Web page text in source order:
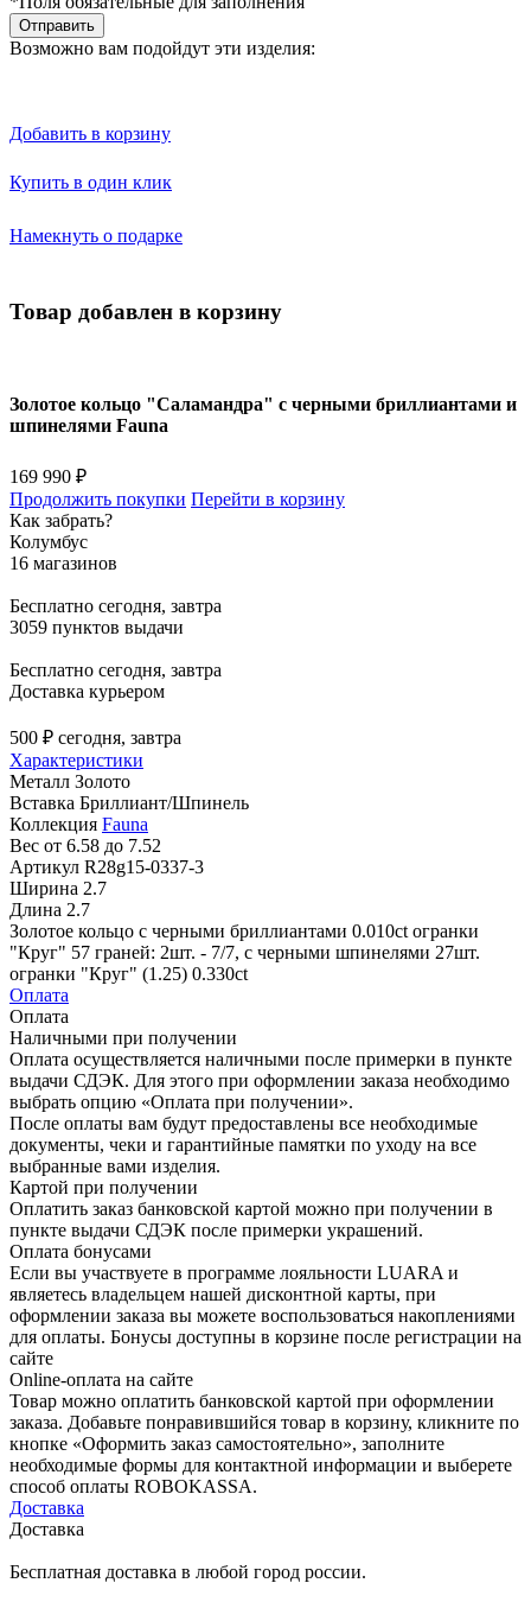
Отправить
Возможно вам подойдут эти изделия:
Добавить в корзину
Купить в один клик
Намекнуть о подарке
Товар добавлен в корзину
Золотое кольцо "Саламандра" с черными бриллиантами и
шпинелями Fauna
169 990 ₽
Продолжить покупки Перейти в корзину
Как забрать?
Колумбус
16 магазинов
Бесплатно сегодня, завтра
3059 пунктов выдачи
Бесплатно сегодня, завтра
Доставка курьером
500 ₽ сегодня, завтра
Характеристики
Металл Золото
Вставка Бриллиант/Шпинель
Коллекция Fauna
Вес от 6.58 до 7.52
Артикул R28g15-0337-3
Ширина 2.7
Длина 2.7
Золотое кольцо с черными бриллиантами 0.010ct огранки
"Круг" 57 граней: 2шт. - 7/7, с черными шпинелями 27шт.
огранки "Круг" (1.25) 0.330ct
Оплата
Оплата
Наличными при получении
Оплата осуществляется наличными после примерки в пункте
выдачи СДЭК. Для этого при оформлении заказа необходимо
выбрать опцию «Оплата при получении».
После оплаты вам будут предоставлены все необходимые
документы, чеки и гарантийные памятки по уходу на все
выбранные вами изделия.
Картой при получении
Оплатить заказ банковской картой можно при получении в
пункте выдачи СДЭК после примерки украшений.
Оплата бонусами
Если вы участвуете в программе лояльности LUARA и
являетесь владельцем нашей дисконтной карты, при
оформлении заказа вы можете воспользоваться накоплениями
для оплаты. Бонусы доступны в корзине после регистрации на
сайте
Online-оплата на сайте
Товар можно оплатить банковской картой при оформлении
заказа. Добавьте понравившийся товар в корзину, кликните по
кнопке «Оформить заказ самостоятельно», заполните
необходимые формы для контактной информации и выберете
способ оплаты ROBOKASSA.
Доставка
Доставка
Бесплатная доставка в любой город россии.